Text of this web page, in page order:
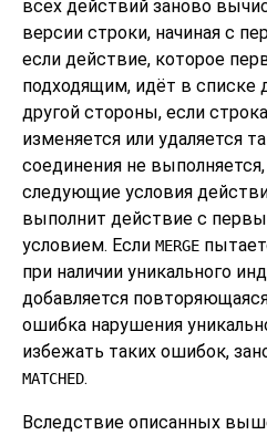
всех действий заново
версии строки, начиная с
если действие, которое
подходящим, идёт в списке
другой стороны, если
изменяется или удаляется
соединения не выполняется,
следующие условия
выполнит действие с
условием. Если MERGE
при наличии уникального
добавляется
ошибка нарушения
избежать таких ошибок,
MATCHED.
Вследствие описанных